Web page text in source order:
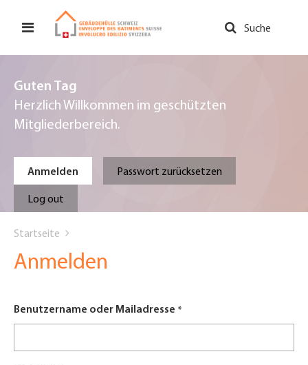
zum
Suche
Guten Tag
Herzlich Willkommen im geschützten
Mitgliederbereich.
Primary
tabs
Anmelden Passwort zurücksetzen
Log out
are
here
Startseite
Anmelden
Benutzername oder Mailadresse